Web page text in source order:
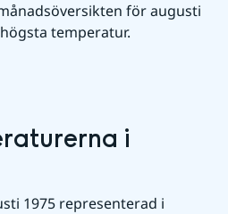
för augusti
temperatur.
i
1975 representerad i